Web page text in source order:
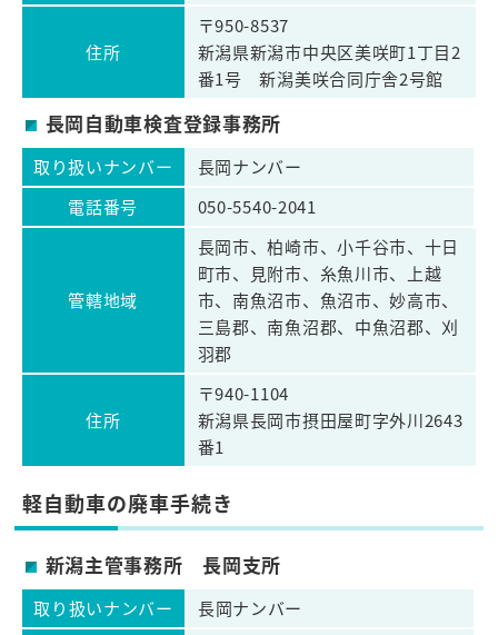
住所
〒950-8537
新潟県新潟市中央区美咲町1丁目2
番1号 新潟美咲合同庁舎2号館
長岡自動車検査登録事務所
取り扱いナンバー
長岡ナンバー
電話番号
050-5540-2041
管轄地域
長岡市、柏崎市、小千谷市、十日
町市、見附市、糸魚川市、上越
市、南魚沼市、魚沼市、妙高市、
三島郡、南魚沼郡、中魚沼郡、刈
羽郡
住所
〒940-1104
新潟県長岡市摂田屋町字外川2643
番1
軽自動車の廃車手続き
新潟主管事務所 長岡支所
取り扱いナンバー
長岡ナンバー